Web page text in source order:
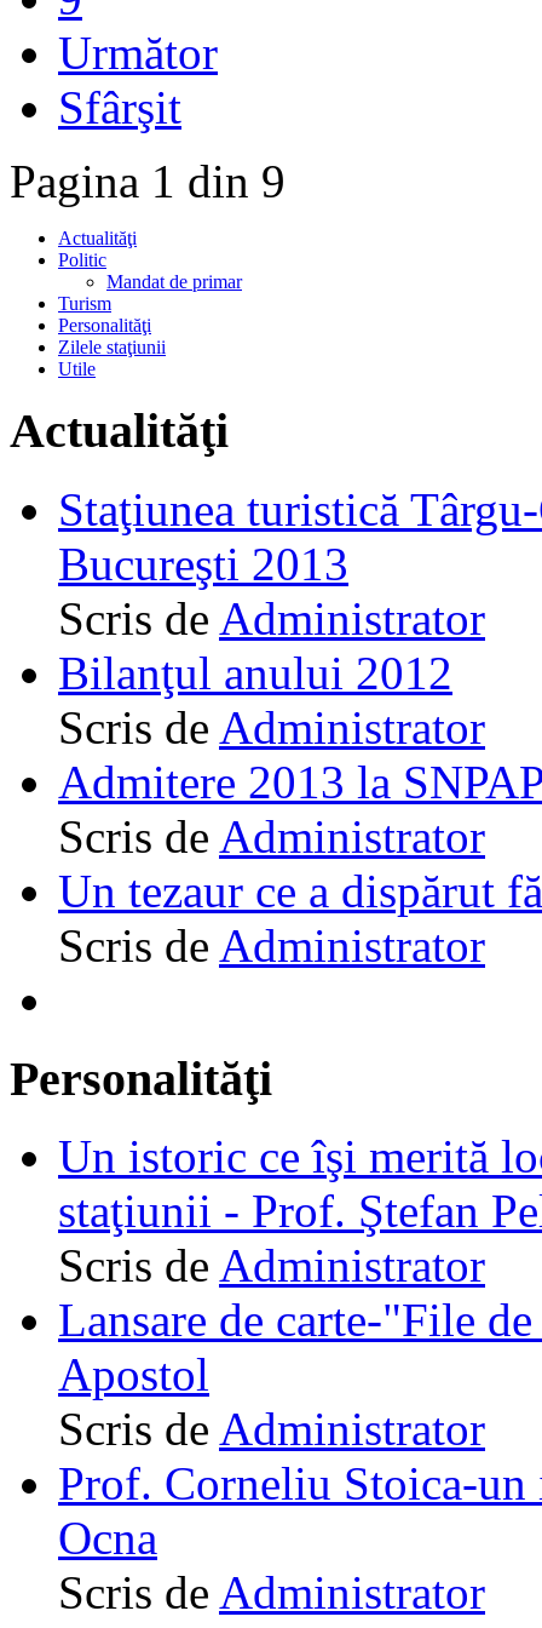
Următor
Sfârşit
Pagina 1 din 9
Actualităţi
Politic
Mandat de primar
Turism
Personalităţi
Zilele staţiunii
Utile
Actualităţi
Staţiunea turistică
Bucureşti 2013
Scris de Administrator
Bilanţul anului 2012
Scris de Administrator
Admitere 2013 la
Scris de Administrator
Un tezaur ce a dispărut
Scris de Administrator
Personalităţi
Un istoric ce îşi merită
staţiunii - Prof. Ştefan
Scris de Administrator
Lansare de carte-"File
Apostol
Scris de Administrator
Prof. Corneliu Stoica-
Ocna
Scris de Administrator